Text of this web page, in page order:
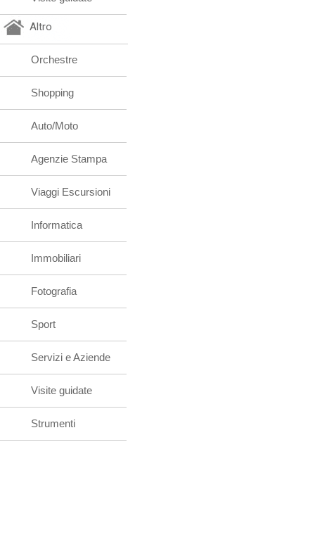
Altro
Orchestre
Shopping
Auto/Moto
Agenzie Stampa
Viaggi Escursioni
Informatica
Immobiliari
Fotografia
Sport
Servizi e Aziende
Visite guidate
Strumenti